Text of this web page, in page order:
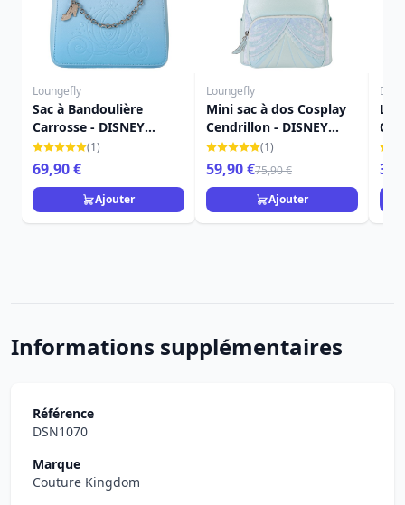
Loungefly
Sac à Bandoulière
Carrosse - DISNEY
LOUNGEFLY Cendrillon
75e anniversaire
(1)
69,90 €
Ajouter
Loungefly
Mini sac à dos Cosplay
Cendrillon - DISNEY
LOUNGEFLY
(1)
59,90 €75,90 €
Ajouter
Informations supplémentaires
Référence
DSN1070
Marque
Couture Kingdom